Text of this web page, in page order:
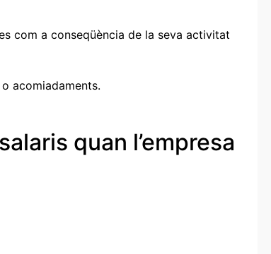
com a conseqüència de la seva activitat
acomiadaments.
quan l’empresa